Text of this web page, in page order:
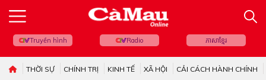
Truyền hình Radio ភាសាខ្មែរ
THỜI SỰ CHÍNH TRỊ KINH TẾ XÃ HỘI CẢI CÁCH HÀNH CHÍNH